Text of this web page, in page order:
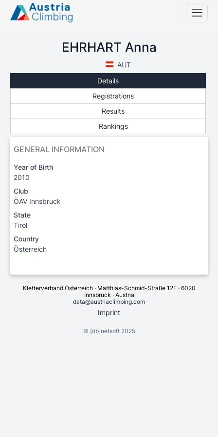
EHRHART Anna
AUT
Details
Registrations
Results
Rankings
GENERAL INFORMATION
Year of Birth
2010
Club
ÖAV Innsbruck
State
Tirol
Country
Österreich
Kletterverband Österreich · Matthias-Schmid-Straße 12E · 6020
Innsbruck · Austria
data@austriaclimbing.com
Imprint
© [db]netsoft2025